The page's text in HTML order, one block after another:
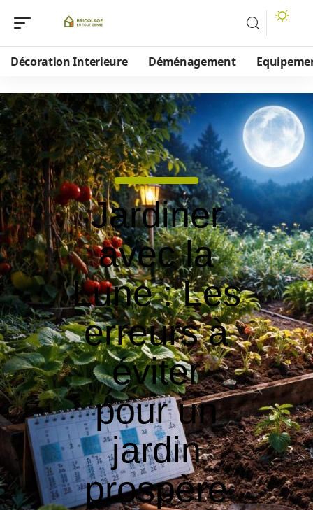
Décoration Interieure Déménagement
Jardiner
avec la
Lune : Les
erreurs à
éviter
pour un
jardin
prospère